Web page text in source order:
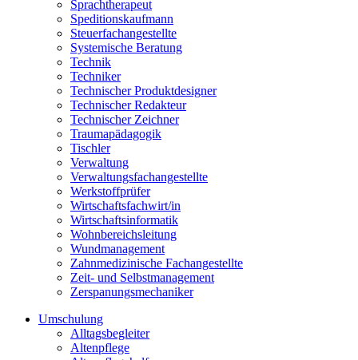
Sprachtherapeut
Speditionskaufmann
Steuerfachangestellte
Systemische Beratung
Technik
Techniker
Technischer Produktdesigner
Technischer Redakteur
Technischer Zeichner
Traumapädagogik
Tischler
Verwaltung
Verwaltungsfachangestellte
Werkstoffprüfer
Wirtschaftsfachwirt/in
Wirtschaftsinformatik
Wohnbereichsleitung
Wundmanagement
Zahnmedizinische Fachangestellte
Zeit- und Selbstmanagement
Zerspanungsmechaniker
Umschulung
Alltagsbegleiter
Altenpflege